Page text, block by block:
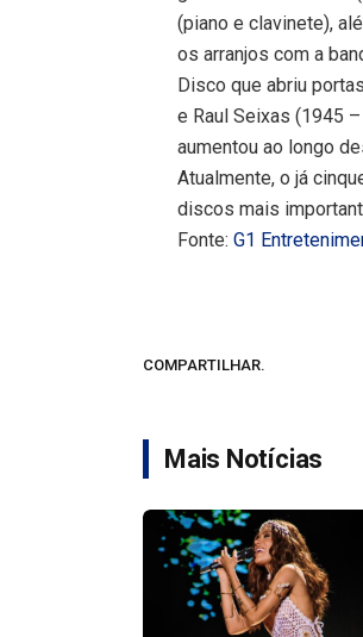
(piano e clavinete),
os arranjos com a
Disco que abriu
e Raul Seixas (1945
aumentou ao longo
Atualmente, o já
discos mais
Fonte:G1
COMPARTILHAR.
Mais Notícias